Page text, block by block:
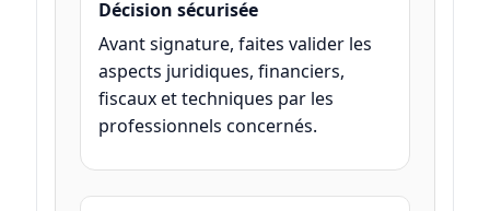
Décision sécurisée
Avant signature, faites valider les
aspects juridiques, financiers,
fiscaux et techniques par les
professionnels concernés.